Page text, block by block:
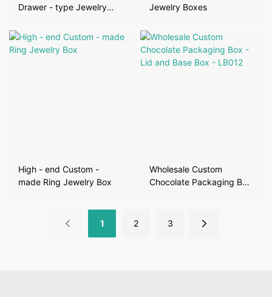
Drawer - type Jewelry
Jewelry Boxes
High - end Custom -
made Ring Jewelry Box
Wholesale Custom
Chocolate Packaging Box
1
2 3